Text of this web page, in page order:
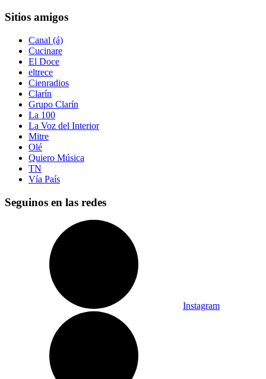
Sitios amigos
Canal (á)
Cucinare
El Doce
eltrece
Cienradios
Clarín
Grupo Clarín
La 100
La Voz del Interior
Mitre
Olé
Quiero Música
TN
Vía País
Seguinos en las redes
Instagram